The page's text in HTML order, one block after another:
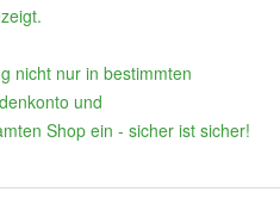
nicht nur in bestimmten
und
Shop ein - sicher ist sicher!